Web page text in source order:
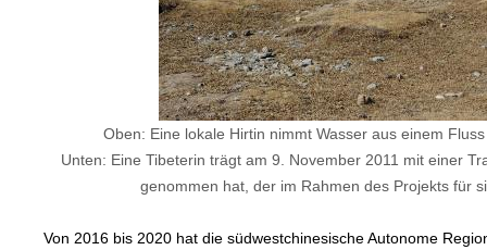
Oben: Eine lokale Hirtin nimmt Wasser aus einem
Unten: Eine Tibeterin trägt am 9. November 2011 mit einer
genommen hat, der im Rahmen des Projekts für
Von 2016 bis 2020 hat die südwestchinesische Autonome